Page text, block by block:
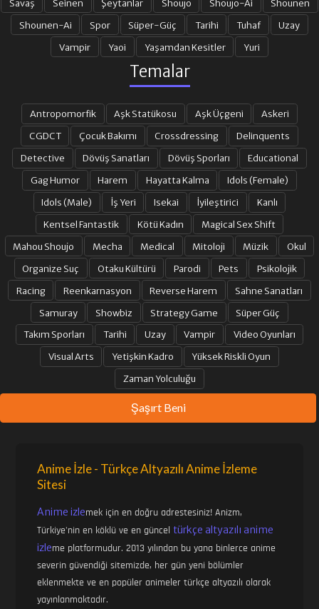
Savaş Seinen Şeytanlar Shoujo Shoujo-Ai
Shounen
Shounen-Ai
Spor Süper-Güç Tarihi Tuhaf
Uzay
Vampir
Yaoi Yaşamdan Kesitler Yuri
Temalar
Antropomorfik Aşk Statükosu Aşk Üçgeni
Askeri
CGDCT
Çocuk Bakımı Crossdressing
Delinquents
Detective
Dövüş Sanatları Dövüş Sporları
Educational
Gag Humor
Harem Hayatta Kalma
Idols (Female)
Idols (Male)
İş Yeri Isekai İyileştirici
Kanlı
Kentsel Fantastik
Kötü Kadın
Magical Sex Shift
Mahou Shoujo
Mecha Medical Mitoloji Müzik
Okul
Organize Suç
Otaku Kültürü Parodi Pets
Psikolojik
Racing
Reenkarnasyon Reverse Harem
Sahne Sanatları
Samuray
Showbiz Strategy Game
Süper Güç
Takım Sporları
Tarihi Uzay Vampir
Video Oyunları
Visual Arts
Yetişkin Kadro
Yüksek Riskli Oyun
Zaman Yolculuğu
Şaşırt Beni
Anime İzle - Türkçe Altyazılı Anime İzleme
Sitesi
Anime izlemek için en doğru adrestesiniz! Anizm,
Türkiye'nin en köklü ve en günceltürkçe altyazılı anime
izleme platformudur. 2013 yılından bu yana binlerce anime
severin güvendiği sitemizde, her gün yeni bölümler
eklenmekte ve en popüler animeler türkçe altyazılı olarak
yayınlanmaktadır.